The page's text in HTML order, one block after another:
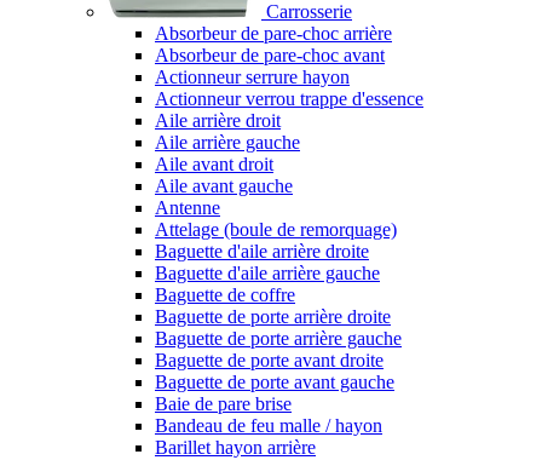
Carrosserie
Absorbeur de pare-choc arrière
Absorbeur de pare-choc avant
Actionneur serrure hayon
Actionneur verrou trappe d'essence
Aile arrière droit
Aile arrière gauche
Aile avant droit
Aile avant gauche
Antenne
Attelage (boule de remorquage)
Baguette d'aile arrière droite
Baguette d'aile arrière gauche
Baguette de coffre
Baguette de porte arrière droite
Baguette de porte arrière gauche
Baguette de porte avant droite
Baguette de porte avant gauche
Baie de pare brise
Bandeau de feu malle / hayon
Barillet hayon arrière